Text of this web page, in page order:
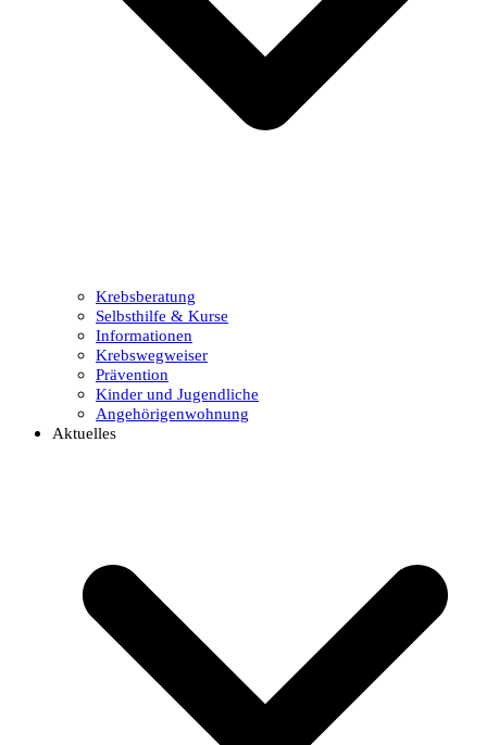
Krebsberatung
Selbsthilfe & Kurse
Informationen
Krebswegweiser
Prävention
Kinder und Jugendliche
Angehörigenwohnung
Aktuelles